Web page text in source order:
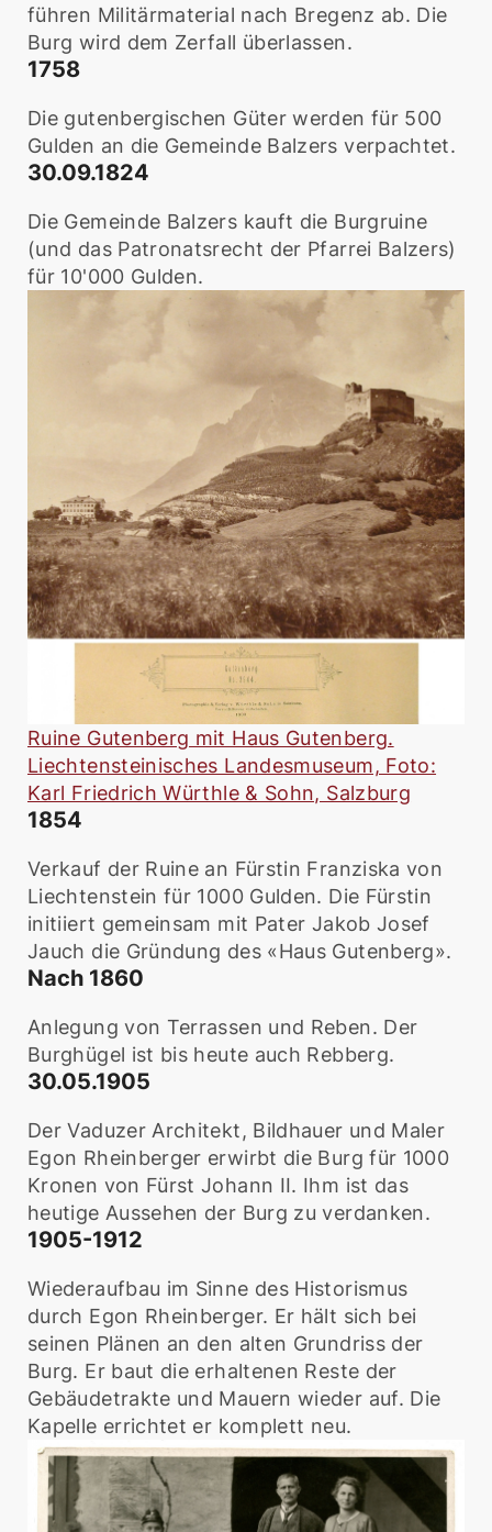
führen Militärmaterial nach Bregenz ab. Die
Burg wird dem Zerfall überlassen.
1758
Die gutenbergischen Güter werden für 500
Gulden an die Gemeinde Balzers verpachtet.
30.09.1824
Die Gemeinde Balzers kauft die Burgruine
(und das Patronatsrecht der Pfarrei Balzers)
für 10'000 Gulden.
Ruine Gutenberg mit Haus Gutenberg.
Liechtensteinisches Landesmuseum, Foto:
Karl Friedrich Würthle & Sohn, Salzburg
1854
Verkauf der Ruine an Fürstin Franziska von
Liechtenstein für 1000 Gulden. Die Fürstin
initiiert gemeinsam mit Pater Jakob Josef
Jauch die Gründung des «Haus Gutenberg».
Nach 1860
Anlegung von Terrassen und Reben. Der
Burghügel ist bis heute auch Rebberg.
30.05.1905
Der Vaduzer Architekt, Bildhauer und Maler
Egon Rheinberger erwirbt die Burg für 1000
Kronen von Fürst Johann II. Ihm ist das
heutige Aussehen der Burg zu verdanken.
1905-1912
Wiederaufbau im Sinne des Historismus
durch Egon Rheinberger. Er hält sich bei
seinen Plänen an den alten Grundriss der
Burg. Er baut die erhaltenen Reste der
Gebäudetrakte und Mauern wieder auf. Die
Kapelle errichtet er komplett neu.